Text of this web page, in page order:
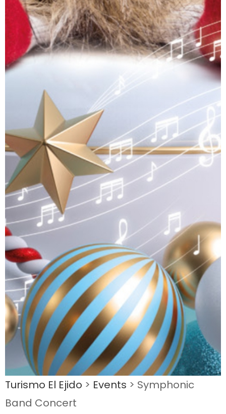
Turismo El Ejido > Events > Symphonic
Band Concert